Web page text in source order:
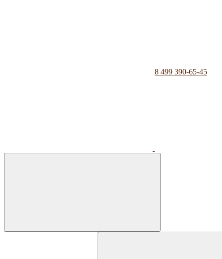
8 499 390-65-45